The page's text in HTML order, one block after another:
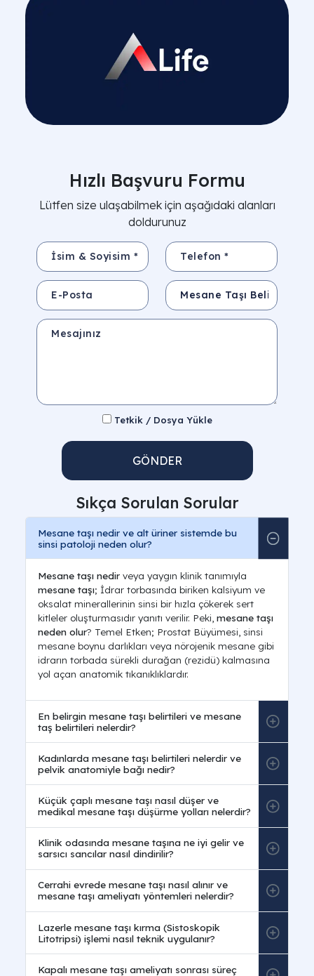
Hızlı Başvuru Formu
Lütfen size ulaşabilmek için aşağıdaki alanları
doldurunuz
İsim & Soyisim * Telefon *
E-Posta Konu
Mesajınız
Tetkik / Dosya Yükle
GÖNDER